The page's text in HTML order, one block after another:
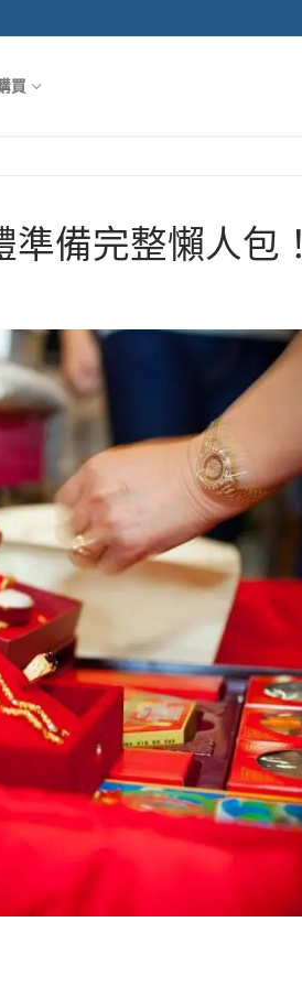
買
備完整懶人包！